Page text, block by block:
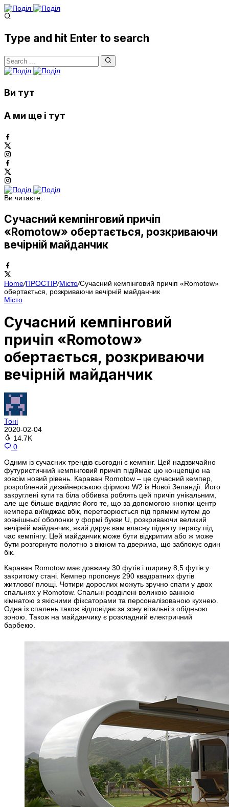
Type and hit Enter to search
Ви тут
А ми ще і тут
Ви читаєте:
Сучасний кемпінговий причіп
«Romotow» обертається, розкриваючи
вечірній майданчик
Home/ПРОСТІР/Місто/Сучасний кемпінговий причіп «Romotow»
обертається, розкриваючи вечірній майданчик
Місто
Сучасний кемпінговий
причіп «Romotow»
обертається, розкриваючи
вечірній майданчик
Тоні
2020-02-04
14.7K
0
Одним із сучасних трендів сьогодні є кемпінг. Цей надзвичайно
футуристичний кемпінговий причіп підіймає цю концепцію на
зовсім новий рівень. Караван Romotow – це сучасний кемпер,
розроблений дизайнерською фірмою W2 із Нової Зеландії. Його
закруглені кути та біла оббивка роблять цей причіп унікальним,
але ще більше виділяє його те, що за допомогою кнопки центр
кемпера виїжджає вбік, перетворюється під прямим кутом до
зовнішньої оболонки у формі букви U, розкриваючи великий
вечірній майданчик, який дарує вам власну підняту терасу під
час кемпінгу. Цей майданчик може бути відкритим або ж може
бути розгорнуто полотно з вікном та дверима, що заблокує один
бік.
Караван Romotow має довжину 30 футів і ширину 8,5 футів у
закритому стані. Кемпер пропонує 290 квадратних футів
житлової площі. Чотири дорослих можуть зручно спати у двох
спальнях у Romotow. Спальні розділені великою ванною
кімнатою з якісними фіксаторами та персоналізованою кухнею.
Одна із спалень також відповідає за зону вітальні з обідньою
зоною. Також на майданчику є розкладний електричний
барбекю.